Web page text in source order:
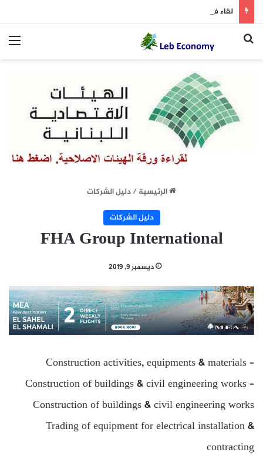
لقاء في طرابلس عن أزمة النفايات: المطمر أمام استحقاق الإقفال
بحث عن
الرئيسية/دليل الشركات
دليل الشركات
FHA Group International
ديسمبر 9, 2019
Construction activities, equipments & materials –
Construction of buildings & civil engineering works –
Construction of buildings & civil engineering works
Trading of equipment for electrical installation &
contracting